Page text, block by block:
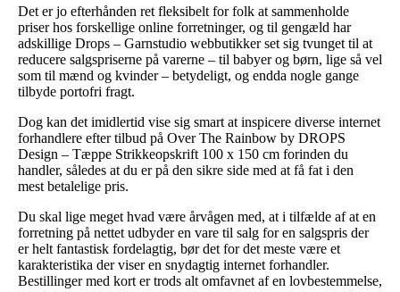
Det er jo efterhånden ret fleksibelt for folk at sammenholde
priser hos forskellige online forretninger, og til gengæld har
adskillige Drops – Garnstudio webbutikker set sig tvunget til at
reducere salgspriserne på varerne – til babyer og børn, lige så vel
som til mænd og kvinder – betydeligt, og endda nogle gange
tilbyde portofri fragt.
Dog kan det imidlertid vise sig smart at inspicere diverse internet
forhandlere efter tilbud på Over The Rainbow by DROPS
Design – Tæppe Strikkeopskrift 100 x 150 cm forinden du
handler, således at du er på den sikre side med at få fat i den
mest betalelige pris.
Du skal lige meget hvad være årvågen med, at i tilfælde af at en
forretning på nettet udbyder en vare til salg for en salgspris der
er helt fantastisk fordelagtig, bør det for det meste være et
karakteristika der viser en snydagtig internet forhandler.
Bestillinger med kort er trods alt omfavnet af en lovbestemmelse,